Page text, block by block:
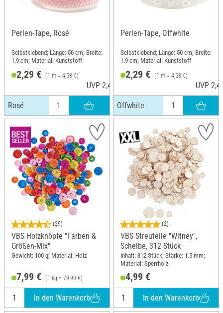
Perlen-Tape, Rosé
Selbstklebend; Länge: 50 cm; Breite:
1.9 cm; Material: Kunststoff
2,29 € (1 m = 4,58 €)
UVP 2,49 €
Rosé
Perlen-Tape, Offwhite
Selbstklebend; Länge: 50 cm; Breite:
1.9 cm; Material: Kunststoff
2,29 € (1 m = 4,58 €)
UVP
Offwhite
(29)
VBS Holzknöpfe "Farben &
Größen-Mix"
Gewicht: 100 g; Material: Holz
7,99 € (1 kg = 79,90 €)
In den Warenkorb
(2)
VBS Streuteile "Witney",
Scheibe, 312 Stück
Inhalt: 312 Stück; Stärke: 1.5 mm;
Material: Sperrholz
4,99 €
In den Warenkorb